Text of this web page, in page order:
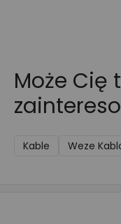
Może Cię
Kable Weze